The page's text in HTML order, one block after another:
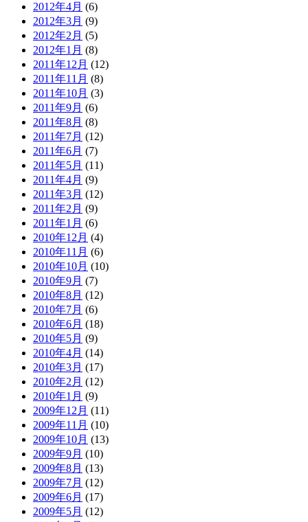
2012年4月 (6)
2012年3月 (9)
2012年2月 (5)
2012年1月 (8)
2011年12月 (12)
2011年11月 (8)
2011年10月 (3)
2011年9月 (6)
2011年8月 (8)
2011年7月 (12)
2011年6月 (7)
2011年5月 (11)
2011年4月 (9)
2011年3月 (12)
2011年2月 (9)
2011年1月 (6)
2010年12月 (4)
2010年11月 (6)
2010年10月 (10)
2010年9月 (7)
2010年8月 (12)
2010年7月 (6)
2010年6月 (18)
2010年5月 (9)
2010年4月 (14)
2010年3月 (17)
2010年2月 (12)
2010年1月 (9)
2009年12月 (11)
2009年11月 (10)
2009年10月 (13)
2009年9月 (10)
2009年8月 (13)
2009年7月 (12)
2009年6月 (17)
2009年5月 (12)